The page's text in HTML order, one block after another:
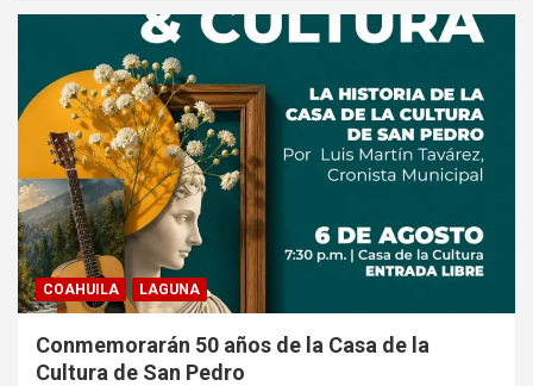
COAHUILA LAGUNA
Conmemorarán 50 años de la Casa de la
Cultura de San Pedro